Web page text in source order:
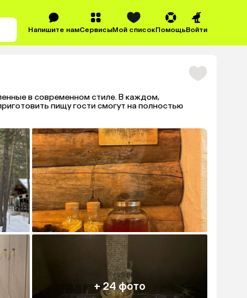
Напишите намСервисыМой списокПомощьВойти
в современном стиле. В каждом,
пищу гости смогут на полностью
+ 24 фото